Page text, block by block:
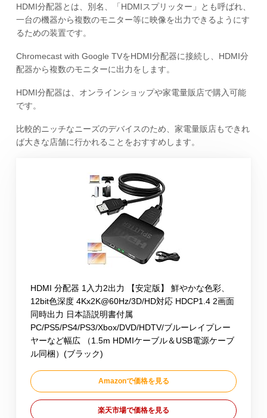
HDMI分配器とは、別名、「HDMIスプリッター」とも呼ばれ、
一台の機器から複数のモニター等に映像を出力できるようにす
るための装置です。
Chromecast with Google TVをHDMI分配器に接続し、HDMI分
配器から複数のモニターに出力をします。
HDMI分配器は、オンラインショップや家電量販店で購入可能
です。
比較的ニッチなニーズのデバイスのため、家電量販店もできれ
ば大きな店舗に行かれることをおすすめします。
HDMI 分配器 1入力2出力 【安定版】 鮮やかな色彩、
12bit色深度 4Kx2K@60Hz/3D/HD対応 HDCP1.4 2画面
同時出力 日本語説明書付属
PC/PS5/PS4/PS3/Xbox/DVD/HDTV/ブルーレイプレー
ヤーなど幅広 （1.5m HDMIケーブル＆USB電源ケーブ
ル同梱）(ブラック)
Amazonで価格を見る
楽天市場で価格を見る